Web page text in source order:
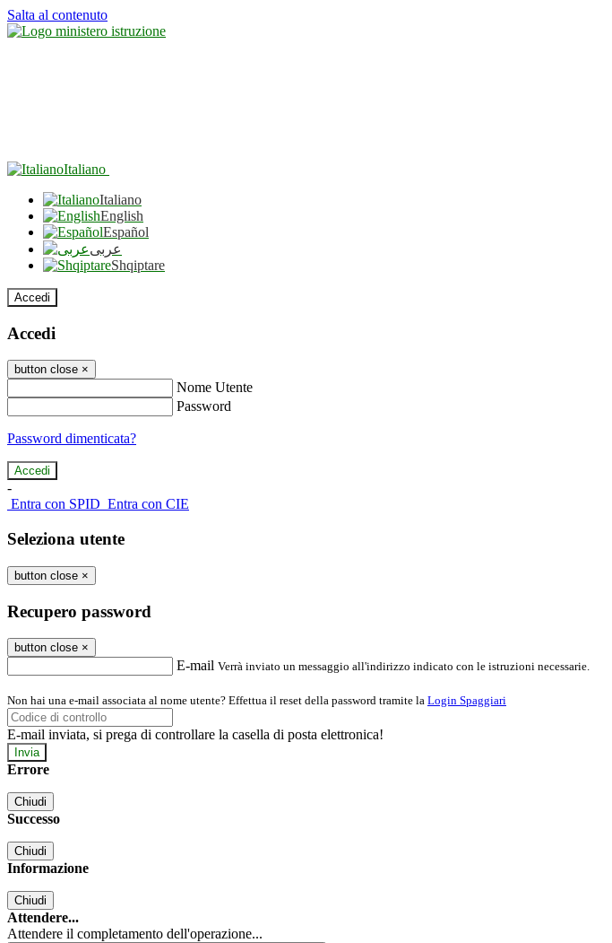
Salta al contenuto
Italiano
Italiano
English
Español
عربى
Shqiptare
Accedi
Accedi
button close ×
Nome Utente
Password
Password dimenticata?
-
Entra con SPID Entra con CIE
Seleziona utente
button close ×
Recupero password
button close ×
E-mail Verrà inviato un messaggio all'indirizzo indicato con le istruzioni necessarie.
Non hai una e-mail associata al nome utente? Effettua il reset della password tramite la Login Spaggiari
E-mail inviata, si prega di controllare la casella di posta elettronica!
Errore
Chiudi
Successo
Chiudi
Informazione
Chiudi
Attendere...
Attendere il completamento dell'operazione...